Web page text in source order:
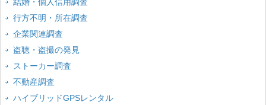
結婚・個人信用調査
行方不明・所在調査
企業関連調査
盗聴・盗撮の発見
ストーカー調査
不動産調査
ハイブリッドGPSレンタル